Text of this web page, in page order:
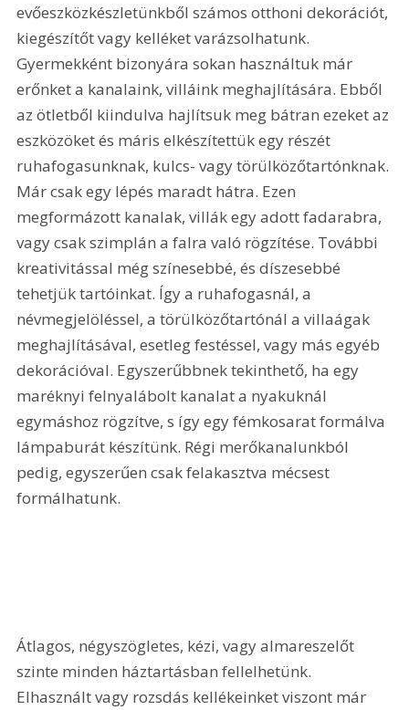
evőeszközkészletünkből számos otthoni dekorációt,
kiegészítőt vagy kelléket varázsolhatunk.
Gyermekként bizonyára sokan használtuk már
erőnket a kanalaink, villáink meghajlítására. Ebből
az ötletből kiindulva hajlítsuk meg bátran ezeket az
eszközöket és máris elkészítettük egy részét
ruhafogasunknak, kulcs- vagy törülközőtartónknak.
Már csak egy lépés maradt hátra. Ezen
megformázott kanalak, villák egy adott fadarabra,
vagy csak szimplán a falra való rögzítése. További
kreativitással még színesebbé, és díszesebbé
tehetjük tartóinkat. Így a ruhafogasnál, a
névmegjelöléssel, a törülközőtartónál a villaágak
meghajlításával, esetleg festéssel, vagy más egyéb
dekorációval. Egyszerűbbnek tekinthető, ha egy
maréknyi felnyalábolt kanalat a nyakuknál
egymáshoz rögzítve, s így egy fémkosarat formálva
lámpaburát készítünk. Régi merőkanalunkból
pedig, egyszerűen csak felakasztva mécsest
formálhatunk.
Átlagos, négyszögletes, kézi, vagy almareszelőt
szinte minden háztartásban fellelhetünk.
Elhasznált vagy rozsdás kellékeinket viszont már